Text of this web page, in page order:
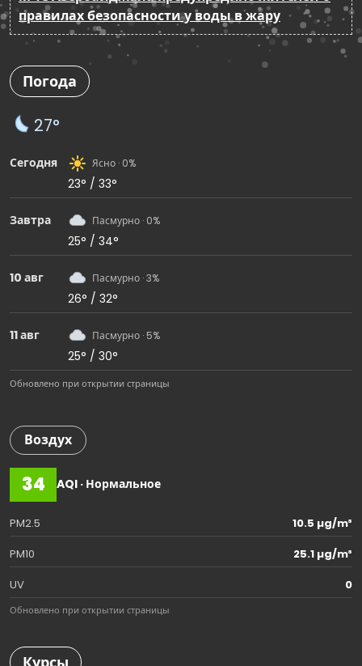
правилах безопасности у воды в жару
Погода
27°
Сегодня Ясно · 0%
23° / 33°
Завтра Пасмурно · 0%
25° / 34°
10 авг Пасмурно · 3%
26° / 32°
11 авг Пасмурно · 5%
25° / 30°
Обновлено при открытии страницы
Воздух
34 AQI · Нормальное
PM2.5
10.5 µg/m³
PM10
25.1 µg/m³
UV
0
Обновлено при открытии страницы